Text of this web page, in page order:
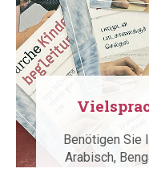
Benötigen Sie
Arabisch,